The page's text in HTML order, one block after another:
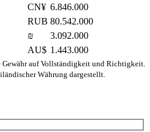
CN¥ 6.846.000
RUB 80.542.000
₪
3.092.000
AU$ 1.443.000
Gewähr auf Vollständigkeit und Richtigkeit.
Währung dargestellt.